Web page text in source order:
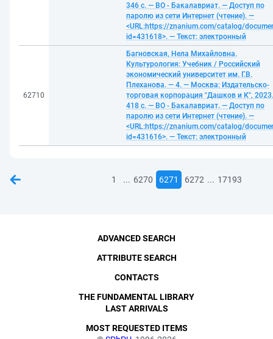
346 с. — ВО - Бакалавриат. — Доступ по
паролю из сети Интернет (чтение). —
<URL:https://znanium.com/catalog/
id=431618>. — Текст: электронный
62710
Багновская, Нела Михайловна.
Культурология: Учебник / Российский
экономический университет им. Г.В.
Плеханова. — 4. — Москва: Издательско-
торговая корпорация "Дашков и К",
418 с. — ВО - Бакалавриат. — Доступ по
паролю из сети Интернет (чтение). —
<URL:https://znanium.com/catalog/
id=431616>. — Текст: электронный
1 ... 6270 6271 6272 ... 17193
ADVANCED SEARCH
ATTRIBUTE SEARCH
CONTACTS
THE FUNDAMENTAL LIBRARY
LAST ARRIVALS
MOST REQUESTED ITEMS